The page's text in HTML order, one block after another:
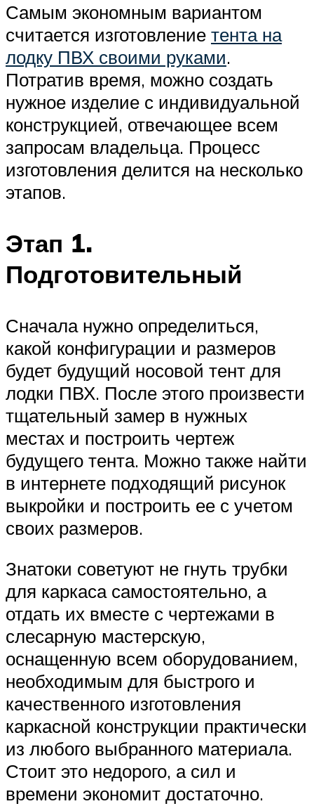
Самым экономным вариантом
считается изготовление тента на
лодку ПВХ своими руками.
Потратив время, можно создать
нужное изделие с индивидуальной
конструкцией, отвечающее всем
запросам владельца. Процесс
изготовления делится на несколько
этапов.
Этап 1.
Подготовительный
Сначала нужно определиться,
какой конфигурации и размеров
будет будущий носовой тент для
лодки ПВХ. После этого произвести
тщательный замер в нужных
местах и построить чертеж
будущего тента. Можно также найти
в интернете подходящий рисунок
выкройки и построить ее с учетом
своих размеров.
Знатоки советуют не гнуть трубки
для каркаса самостоятельно, а
отдать их вместе с чертежами в
слесарную мастерскую,
оснащенную всем оборудованием,
необходимым для быстрого и
качественного изготовления
каркасной конструкции практически
из любого выбранного материала.
Стоит это недорого, а сил и
времени экономит достаточно.